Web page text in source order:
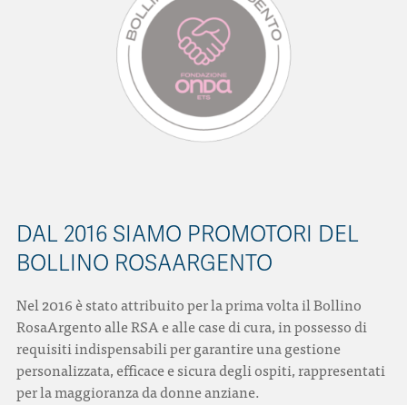
DAL 2016 SIAMO PROMOTORI DEL
BOLLINO ROSAARGENTO
Nel 2016 è stato attribuito per la prima volta il Bollino
RosaArgento alle RSA e alle case di cura, in possesso di
requisiti indispensabili per garantire una gestione
personalizzata, efficace e sicura degli ospiti, rappresentati
per la maggioranza da donne anziane.